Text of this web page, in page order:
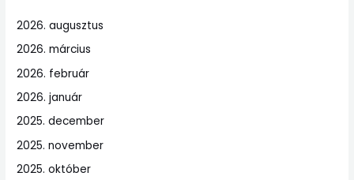
2026. augusztus
2026. március
2026. február
2026. január
2025. december
2025. november
2025. október